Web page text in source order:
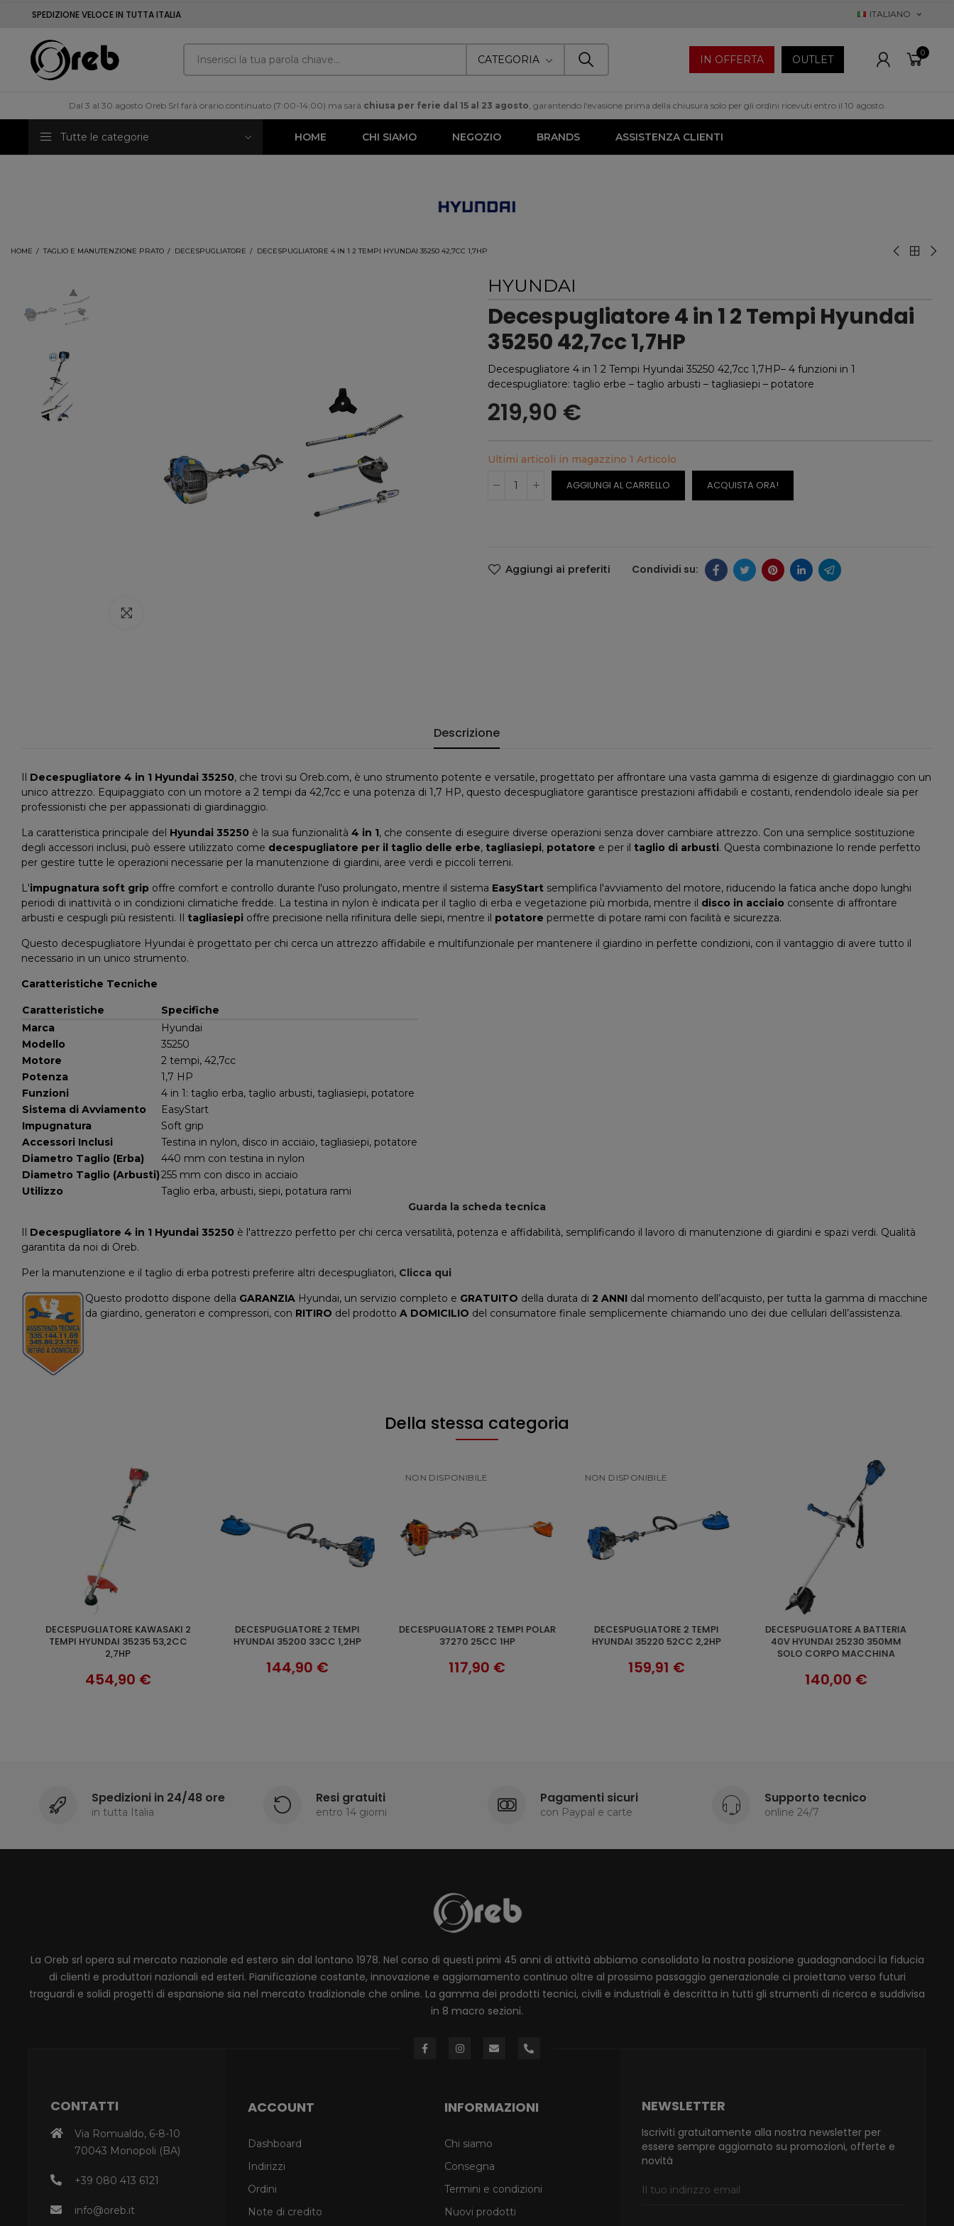
SPEDIZIONE VELOCE IN TUTTA ITALIA ITALIANO
CATEGORIA IN OFFERTA OUTLET
0
Dal 3 al 30 agosto Oreb Srl farà orario continuato (7:00-14:00) ma sarà chiusa per ferie dal 15 al 23 agosto , garantendo l'evasione prima della chiusura solo per gli ordini ricevuti entro il 10 agosto.
Tutte le categorie HOME CHI SIAMO NEGOZIO BRANDS ASSISTENZA CLIENTI
HOME TAGLIO E MANUTENZIONE PRATO DECESPUGLIATORE DECESPUGLIATORE 4 IN 1 2 TEMPI HYUNDAI 35250 42,7CC 1,7HP
HYUNDAI
Decespugliatore 4 in 1 2 Tempi Hyundai
35250 42,7cc 1,7HP
Decespugliatore 4 in 1 2 Tempi Hyundai 35250 42,7cc 1,7HP– 4 funzioni in 1
decespugliatore: taglio erbe – taglio arbusti – tagliasiepi – potatore
219,90 €
Ultimi articoli in magazzino 1 Articolo
AGGIUNGI AL CARRELLO ACQUISTA ORA!
Aggiungi ai preferiti
Descrizione
Il Decespugliatore 4 in 1 Hyundai 35250, che trovi su Oreb.com, è uno strumento potente e versatile, progettato per affrontare una vasta gamma di esigenze di giardinaggio con un
unico attrezzo. Equipaggiato con un motore a 2 tempi da 42,7cc e una potenza di 1,7 HP, questo decespugliatore garantisce prestazioni affidabili e costanti, rendendolo ideale sia per
professionisti che per appassionati di giardinaggio.
La caratteristica principale del Hyundai 35250 è la sua funzionalità 4 in 1, che consente di eseguire diverse operazioni senza dover cambiare attrezzo. Con una semplice sostituzione
degli accessori inclusi, può essere utilizzato come decespugliatore per il taglio delle erbe, tagliasiepi, potatore e per il taglio di arbusti. Questa combinazione lo rende perfetto
per gestire tutte le operazioni necessarie per la manutenzione di giardini, aree verdi e piccoli terreni.
L'impugnatura soft grip offre comfort e controllo durante l'uso prolungato, mentre il sistema EasyStart semplifica l'avviamento del motore, riducendo la fatica anche dopo lunghi
periodi di inattività o in condizioni climatiche fredde. La testina in nylon è indicata per il taglio di erba e vegetazione più morbida, mentre il disco in acciaio consente di affrontare
arbusti e cespugli più resistenti. Il tagliasiepi offre precisione nella rifinitura delle siepi, mentre il potatore permette di potare rami con facilità e sicurezza.
Questo decespugliatore Hyundai è progettato per chi cerca un attrezzo affidabile e multifunzionale per mantenere il giardino in perfette condizioni, con il vantaggio di avere tutto il
necessario in un unico strumento.
Caratteristiche Tecniche
Caratteristiche
Specifiche
Marca
Hyundai
Modello
35250
Motore
2 tempi, 42,7cc
Potenza
1,7 HP
Funzioni
4 in 1: taglio erba, taglio arbusti, tagliasiepi, potatore
Sistema di Avviamento
EasyStart
Impugnatura
Soft grip
Accessori Inclusi
Testina in nylon, disco in acciaio, tagliasiepi, potatore
Diametro Taglio (Erba)
440 mm con testina in nylon
Diametro Taglio (Arbusti)255 mm con disco in acciaio
Utilizzo
Taglio erba, arbusti, siepi, potatura rami
Guarda la scheda tecnica
Il Decespugliatore 4 in 1 Hyundai 35250 è l'attrezzo perfetto per chi cerca versatilità, potenza e affidabilità, semplificando il lavoro di manutenzione di giardini e spazi verdi. Qualità
garantita da noi di Oreb.
Per la manutenzione e il taglio di erba potresti preferire altri decespugliatori, Clicca qui
Questo prodotto dispone della GARANZIA Hyundai, un servizio completo e GRATUITO della durata di 2 ANNI dal momento dell’acquisto, per tutta la gamma di macchine
da giardino, generatori e compressori, con RITIRO del prodotto A DOMICILIO del consumatore finale semplicemente chiamando uno dei due cellulari dell’assistenza.
Della stessa categoria
AGGIUNGI AL CARRELLO
DECESPUGLIATORE 2 TEMPI
HYUNDAI 35200 33CC 1,2HP
SCOPRI
37270 25CC 1HP
117,90 €
NON DISPONIBILE
SCOPRI
DECESPUGLIATORE 2 TEMPI
HYUNDAI 35220 52CC 2,2HP
159,91 €
AGGIUNGI AL CARRELLO
40V HYUNDAI 25230 350MM
140,00 €
AGGIUNGI AL CARRELLO
DECESPUGLIATORE A ZAINO 2
TEMPI HYUNDAI 35290 52CC 3HP
Spedizioni in 24/48 ore
in tutta Italia
Resi gratuiti
entro 14 giorni
Pagamenti sicuri
con Paypal e carte
Supporto tecnico
online 24/7
La Oreb srl opera sul mercato nazionale ed estero sin dal lontano 1978. Nel corso di questi primi 45 anni di attività abbiamo consolidato la nostra posizione guadagnandoci la fiducia
di clienti e produttori nazionali ed esteri. Pianificazione costante, innovazione e aggiornamento continuo oltre al prossimo passaggio generazionale ci proiettano verso futuri
traguardi e solidi progetti di espansione sia nel mercato tradizionale che online. La gamma dei prodotti tecnici, civili e industriali è descritta in tutti gli strumenti di ricerca e suddivisa
in 8 macro sezioni.
CONTATTI
Via Romualdo, 6-8-10
70043 Monopoli (BA)
+39 080 413 6121
info@oreb.it
ACCOUNT
Dashboard
Indirizzi
Ordini
Note di credito
INFORMAZIONI
Chi siamo
Consegna
Termini e condizioni
Nuovi prodotti
NEWSLETTER
Iscriviti gratuitamente alla nostra newsletter per
essere sempre aggiornato su promozioni, offerte e
novità